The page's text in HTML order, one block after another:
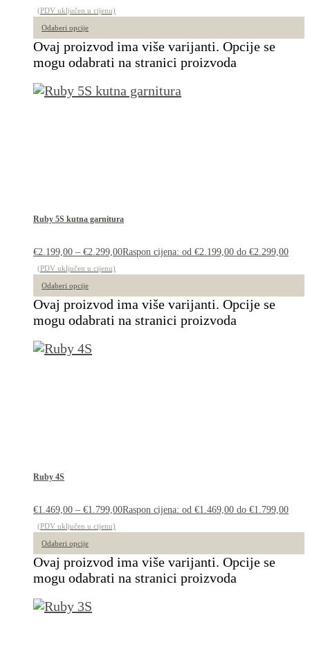
(PDV uključen u cijenu)
Odaberi opcije
Ovaj proizvod ima više varijanti. Opcije se
mogu odabrati na stranici proizvoda
Ruby 5S kutna garnitura
€2.199,00 – €2.299,00Raspon cijena: od €2.199,00 do €2.299,00
(PDV uključen u cijenu)
Odaberi opcije
Ovaj proizvod ima više varijanti. Opcije se
mogu odabrati na stranici proizvoda
Ruby 4S
€1.469,00 – €1.799,00Raspon cijena: od €1.469,00 do €1.799,00
(PDV uključen u cijenu)
Odaberi opcije
Ovaj proizvod ima više varijanti. Opcije se
mogu odabrati na stranici proizvoda